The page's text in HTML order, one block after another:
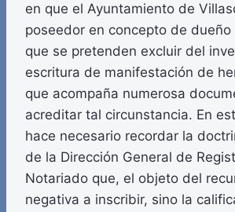
en que el Ayuntamiento de
poseedor en concepto de
que se pretenden excluir del
escritura de manifestación de
que acompaña numerosa
acreditar tal circunstancia. En
hace necesario recordar la
de la Dirección General de
Notariado que, el objeto del
negativa a inscribir, sino la